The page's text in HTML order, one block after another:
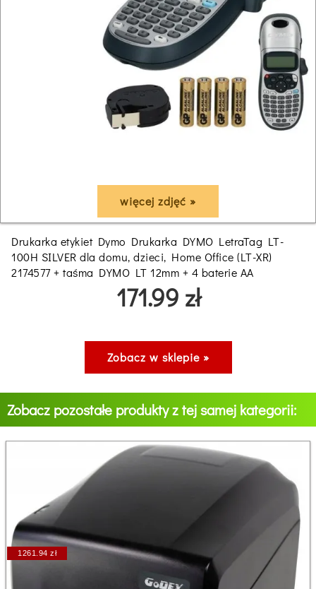
więcej zdjęć »
Drukarka etykiet Dymo Drukarka DYMO LetraTag LT-
100H SILVER dla domu, dzieci, Home Office (LT-XR)
2174577 + taśma DYMO LT 12mm + 4 baterie AA
171.99 zł
Zobacz w sklepie »
Zobacz pozostałe produkty z tej samej kategorii:
1261.94 zł